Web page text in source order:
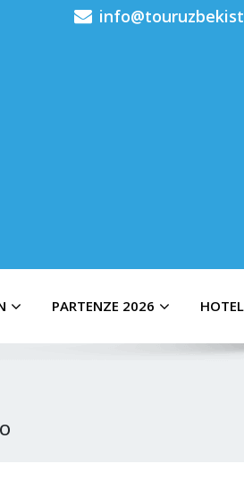
PARTENZE 2026